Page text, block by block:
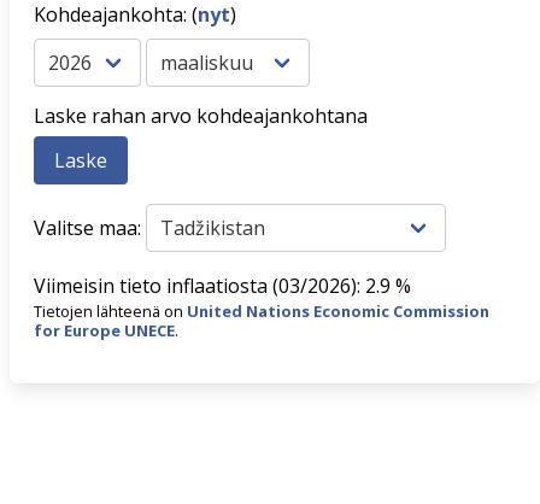
Kohdeajankohta: (nyt)
Laske rahan arvo kohdeajankohtana
Valitse maa:
Viimeisin tieto inflaatiosta (03/2026): 2.9 %
Tietojen lähteenä on United Nations Economic Commission
for Europe UNECE.